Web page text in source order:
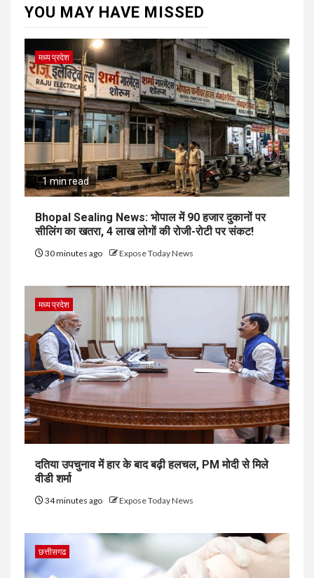
YOU MAY HAVE MISSED
मध्य प्रदेश
1 min read
Bhopal Sealing News: भोपाल में 90 हजार दुकानों पर
सीलिंग का खतरा, 4 लाख लोगों की रोजी-रोटी पर संकट!
30 minutes ago Expose Today News
मध्य प्रदेश
दतिया उपचुनाव में हार के बाद बढ़ी हलचल, PM मोदी से मिले
वीडी शर्मा
34 minutes ago Expose Today News
छत्तीसगढ